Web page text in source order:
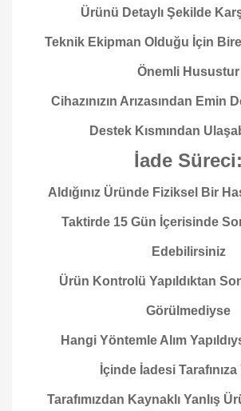
Ürünü Detaylı Şekilde
Teknik Ekipman Olduğu İçin
Önemli Husustur
Cihazınızın Arızasından Emin
Destek Kısmından
İade Süreci:
Aldığınız Üründe Fiziksel Bir
Taktirde 15 Gün İçerisinde
Edebilirsiniz
Ürün Kontrolü Yapıldıktan
Görülmediyse
Hangi Yöntemle Alım
İçinde İadesi Tarafınıza
Tarafımızdan Kaynaklı Yanlış